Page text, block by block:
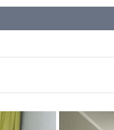
Стиральная машина